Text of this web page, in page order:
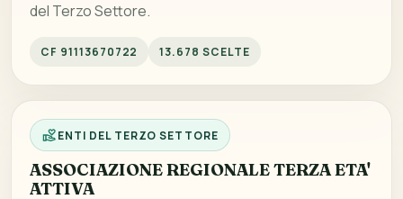
del Terzo Settore.
CF 91113670722 13.678 SCELTE
ENTI DEL TERZO SETTORE
ASSOCIAZIONE REGIONALE TERZA ETA'
ATTIVA